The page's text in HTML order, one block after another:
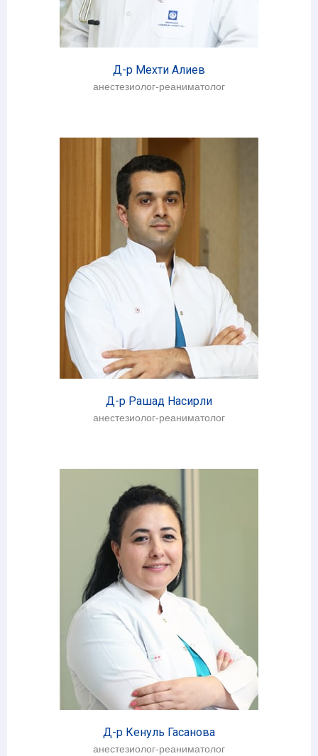
Д-р Мехти Алиев
анестезиолог-реаниматолог
Д-р Рашад Насирли
анестезиолог-реаниматолог
Д-р Кенуль Гасанова
анестезиолог-реаниматолог